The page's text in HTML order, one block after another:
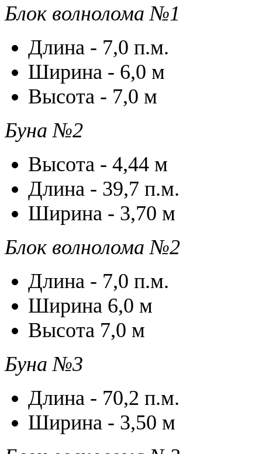
Блок волнолома №1
Длина - 7,0 п.м.
Ширина - 6,0 м
Высота - 7,0 м
Буна №2
Высота - 4,44 м
Длина - 39,7 п.м.
Ширина - 3,70 м
Блок волнолома №2
Длина - 7,0 п.м.
Ширина 6,0 м
Высота 7,0 м
Буна №3
Длина - 70,2 п.м.
Ширина - 3,50 м